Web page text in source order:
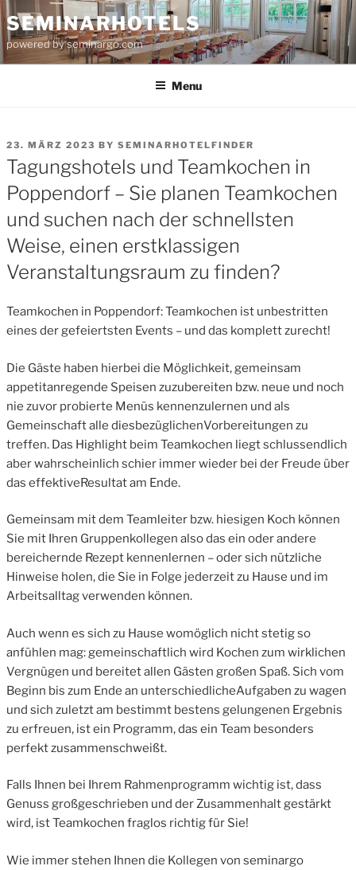
Skip
to
content
SEMINARHOTELS
powered by seminargo.com
Menu
POSTED
ON
23. MÄRZ 2023 BY SEMINARHOTELFINDER
Tagungshotels und Teamkochen in
Poppendorf – Sie planen Teamkochen
und suchen nach der schnellsten
Weise, einen erstklassigen
Veranstaltungsraum zu finden?
Teamkochen in Poppendorf: Teamkochen ist unbestritten
eines der gefeiertsten Events – und das komplett zurecht!
Die Gäste haben hierbei die Möglichkeit, gemeinsam
appetitanregende Speisen zuzubereiten bzw. neue und noch
nie zuvor probierte Menüs kennenzulernen und als
Gemeinschaft alle diesbezüglichenVorbereitungen zu
treffen. Das Highlight beim Teamkochen liegt schlussendlich
aber wahrscheinlich schier immer wieder bei der Freude über
das effektiveResultat am Ende.
Gemeinsam mit dem Teamleiter bzw. hiesigen Koch können
Sie mit Ihren Gruppenkollegen also das ein oder andere
bereichernde Rezept kennenlernen – oder sich nützliche
Hinweise holen, die Sie in Folge jederzeit zu Hause und im
Arbeitsalltag verwenden können.
Auch wenn es sich zu Hause womöglich nicht stetig so
anfühlen mag: gemeinschaftlich wird Kochen zum wirklichen
Vergnügen und bereitet allen Gästen großen Spaß. Sich vom
Beginn bis zum Ende an unterschiedlicheAufgaben zu wagen
und sich zuletzt am bestimmt bestens gelungenen Ergebnis
zu erfreuen, ist ein Programm, das ein Team besonders
perfekt zusammenschweißt.
Falls Ihnen bei Ihrem Rahmenprogramm wichtig ist, dass
Genuss großgeschrieben und der Zusammenhalt gestärkt
wird, ist Teamkochen fraglos richtig für Sie!
Wie immer stehen Ihnen die Kollegen von seminargo